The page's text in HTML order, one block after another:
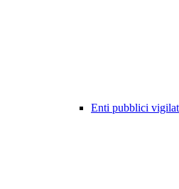
Enti pubblici